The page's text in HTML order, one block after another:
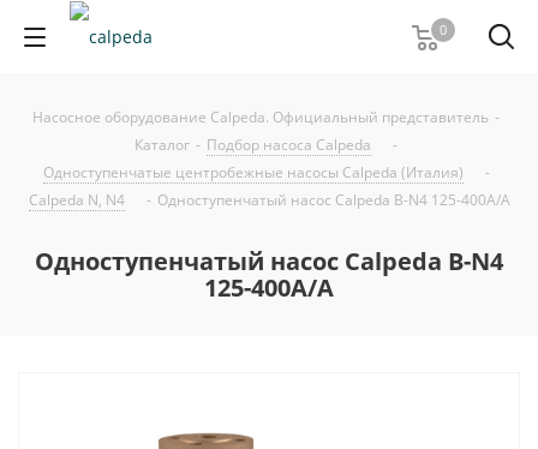
0
Насосное оборудование Calpeda. Официальный представитель -
Каталог - Подбор насоса Calpeda
-
Одноступенчатые центробежные насосы Calpeda (Италия)
-
Calpeda N, N4
- Одноступенчатый насос Calpeda B-N4 125-400A/A
Одноступенчатый насос Calpeda B-N4
125-400A/A